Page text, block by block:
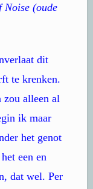
Noise (oude
dit
te krenken.
zou alleen al
ik maar
het genot
een en
dat wel. Per